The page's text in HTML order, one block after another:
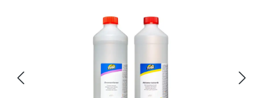
Ignorer la galerie d'images